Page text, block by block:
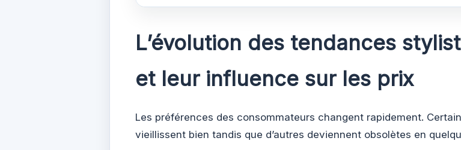
L’évolution des tendances
et leur influence sur les prix
Les préférences des consommateurs changent rapidement.
vieillissent bien tandis que d’autres deviennent obsolètes en